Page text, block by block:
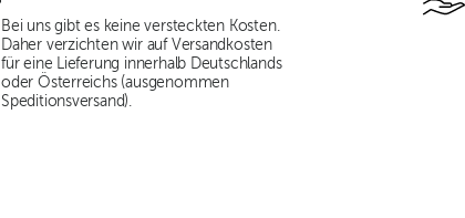
Bei uns gibt es keine versteckten Kosten.
Daher verzichten wir auf Versandkosten
für eine Lieferung innerhalb Deutschlands
oder Österreichs (ausgenommen
Speditionsversand).